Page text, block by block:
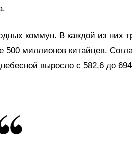
коммун. В каждой из них
500 миллионов китайцев.
выросло с 582,6 до